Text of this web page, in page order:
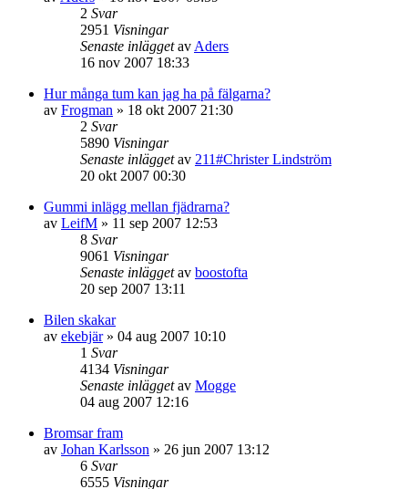
2 Svar
2951 Visningar
Senaste inläggetav Aders
16 nov 2007 18:33
Hur många tum kan jag ha på fälgarna?
av Frogman » 18 okt 2007 21:30
2 Svar
5890 Visningar
Senaste inläggetav 211#Christer Lindström
20 okt 2007 00:30
Gummi inlägg mellan fjädrarna?
av LeifM » 11 sep 2007 12:53
8 Svar
9061 Visningar
Senaste inläggetav boostofta
20 sep 2007 13:11
Bilen skakar
av ekebjär» 04 aug 2007 10:10
1 Svar
4134 Visningar
Senaste inläggetav Mogge
04 aug 2007 12:16
Bromsar fram
av Johan Karlsson » 26 jun 2007 13:12
6 Svar
6555 Visningar